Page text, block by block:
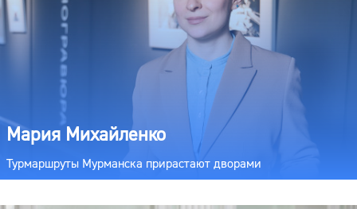
Мария Михайленко
Турмаршруты Мурманска прирастают дворами